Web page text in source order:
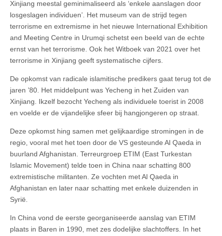
Xinjiang meestal geminimaliseerd als ‘enkele aanslagen door
losgeslagen individuen’. Het museum van de strijd tegen
terrorisme en extremisme in het nieuwe International Exhibition
and Meeting Centre in Urumqi schetst een beeld van de echte
ernst van het terrorisme. Ook het Witboek van 2021 over het
terrorisme in Xinjiang geeft systematische cijfers.
De opkomst van radicale islamitische predikers gaat terug tot de
jaren ’80. Het middelpunt was Yecheng in het Zuiden van
Xinjiang. Ikzelf bezocht Yecheng als individuele toerist in 2008
en voelde er de vijandelijke sfeer bij hangjongeren op straat.
Deze opkomst hing samen met gelijkaardige stromingen in de
regio, vooral met het toen door de VS gesteunde Al Qaeda in
buurland Afghanistan. Terreurgroep ETIM (East Turkestan
Islamic Movement) telde toen in China naar schatting 800
extremistische militanten. Ze vochten met Al Qaeda in
Afghanistan en later naar schatting met enkele duizenden in
Syrië.
In China vond de eerste georganiseerde aanslag van ETIM
plaats in Baren in 1990, met zes dodelijke slachtoffers. In het